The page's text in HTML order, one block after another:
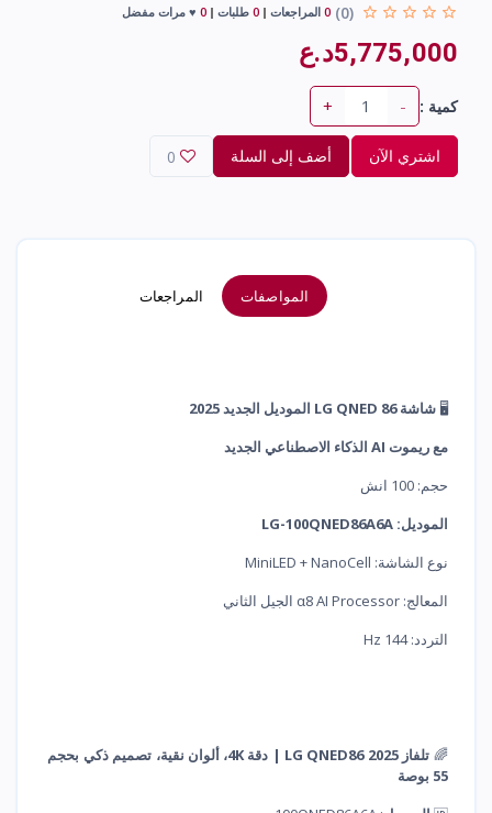
(0)
0 المراجعات 0 طلبات 0 ♥ مرات مفضل
5,775,000د.ع
كمية : -
+
اشتري الآن أضف إلى السلة 0
المواصفات المراجعات
🖥️ شاشة LG QNED 86 الموديل الجديد 2025
مع ريموت AI الذكاء الاصطناعي الجديد
حجم: 100 انش
الموديل: LG-100QNED86A6A
نوع الشاشة: MiniLED + NanoCell
المعالج: α8 AI Processor الجيل الثاني
التردد: 144 Hz
🌈
تلفاز LG QNED86 2025 | دقة 4K، ألوان نقية، تصميم ذكي بحجم
55 بوصة